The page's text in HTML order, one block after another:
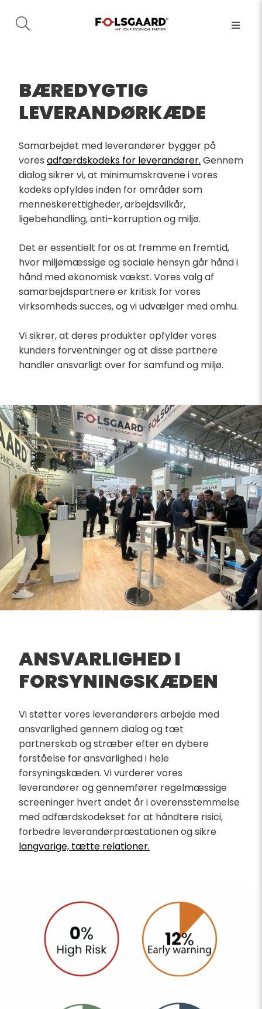
BÆREDYGTIG
LEVERANDØRKÆDE
Samarbejdet med leverandører bygger på
vores adfærdskodeks for leverandører. Gennem
dialog sikrer vi, at minimumskravene i vores
kodeks opfyldes inden for områder som
menneskerettigheder, arbejdsvilkår,
ligebehandling, anti-korruption og miljø.
Det er essentielt for os at fremme en fremtid,
hvor miljømæssige og sociale hensyn går hånd i
hånd med økonomisk vækst. Vores valg af
samarbejdspartnere er kritisk for vores
virksomheds succes, og vi udvælger med omhu.
Vi sikrer, at deres produkter opfylder vores
kunders forventninger og at disse partnere
handler ansvarligt over for samfund og miljø.
ANSVARLIGHED I
FORSYNINGSKÆDEN
Vi støtter vores leverandørers arbejde med
ansvarlighed gennem dialog og tæt
partnerskab og stræber efter en dybere
forståelse for ansvarlighed i hele
forsyningskæden. Vi vurderer vores
leverandører og gennemfører regelmæssige
screeninger hvert andet år i overensstemmelse
med adfærdskodekset for at håndtere risici,
forbedre leverandørpræstationen og sikre
langvarige, tætte relationer.